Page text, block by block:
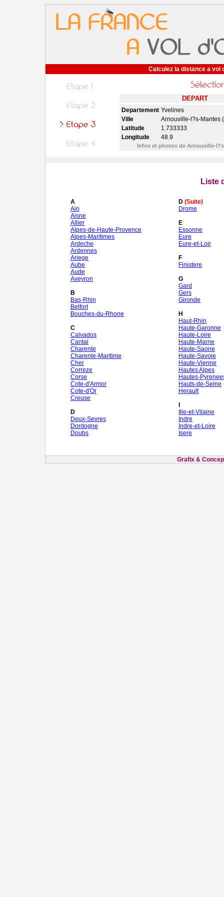
Calculez la distance a vol
DEPART
Departement Yvelines
Ville
Arnouville-l?s-Mantes
Latitude
1.733333
Longitude
48.9
Infos et photos de Arnouville-
Liste
A
Ain
Aisne
Allier
Alpes-de-Haute-Provence
Alpes-Maritimes
Ardeche
Ardennes
Ariege
Aube
Aude
Aveyron
B
Bas-Rhin
Belfort
Bouches-du-Rhone
C
Calvados
Cantal
Charente
Charente-Maritime
Cher
Correze
Corse
Cote-d'Armor
Cote-d'Or
Creuse
D
Deux-Sevres
Dordogne
Doubs
D (Suite)
Drome
E
Essonne
Eure
Eure-et-Loir
F
Finistere
G
Gard
Gers
Gironde
H
Haut-Rhin
Haute-Garonne
Haute-Loire
Haute-Marne
Haute-Saone
Haute-Savoie
Haute-Vienne
Hautes Alpes
Hautes-
Hauts-de-Seine
Herault
Ille-et-Vilaine
Indre
Indre-et-Loire
Isere
Grafix &